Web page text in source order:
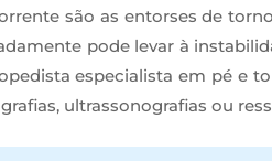
são as entorses de
pode levar à
especialista em pé e
ultrassonografias ou